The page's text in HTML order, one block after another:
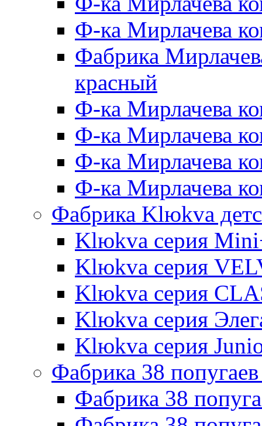
Ф-ка Мирлачева
Фабрика
красный
Ф-ка Мирлачева
Ф-ка Мирлачева
Ф-ка Мирлачева
Ф-ка Мирлачева
Фабрика Klюkva
Klюkva серия
Klюkva серия
Klюkva серия
Klюkva серия
Klюkva серия
Фабрика 38
Фабрика 38